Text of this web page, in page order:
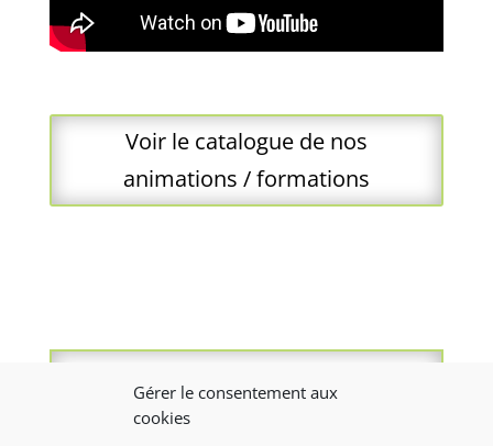
Gérer le consentement aux
cookies
Voir le catalogue de nos
animations / formations
PRÉVENTION